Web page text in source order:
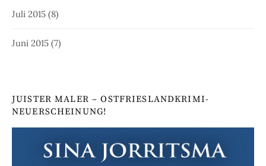
Juli 2015 (8)
Juni 2015 (7)
JUISTER MALER – OSTFRIESLANDKRIMI-
NEUERSCHEINUNG!